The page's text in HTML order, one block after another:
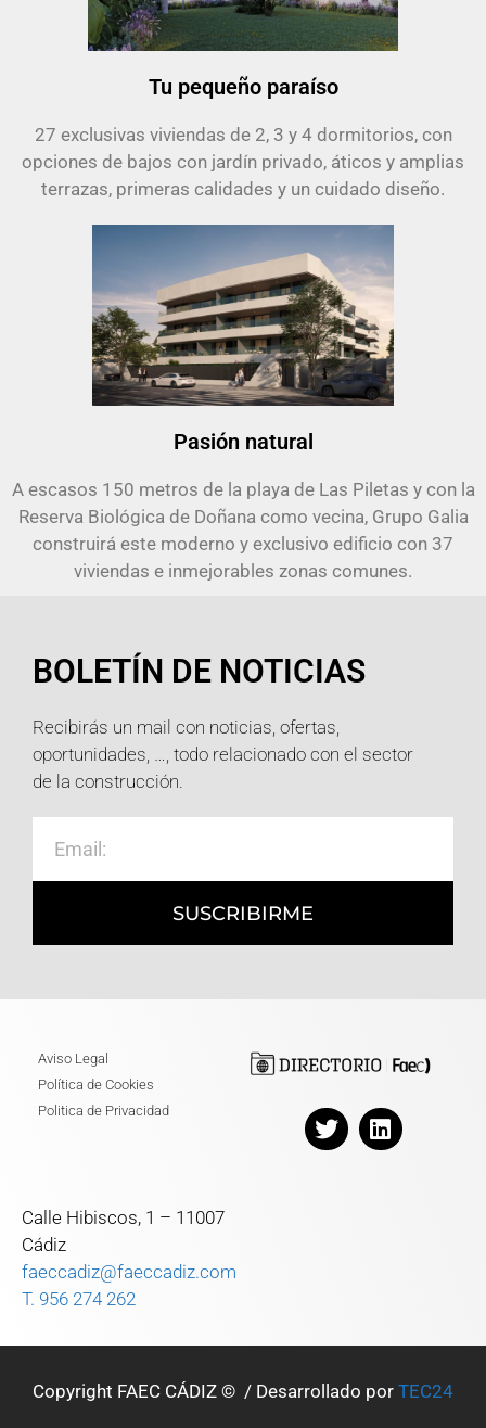
Tu pequeño paraíso
27 exclusivas viviendas de 2, 3 y 4 dormitorios, con
opciones de bajos con jardín privado, áticos y amplias
terrazas, primeras calidades y un cuidado diseño.
Pasión natural
A escasos 150 metros de la playa de Las Piletas y con la
Reserva Biológica de Doñana como vecina, Grupo Galia
construirá este moderno y exclusivo edificio con 37
viviendas e inmejorables zonas comunes.
BOLETÍN DE NOTICIAS
Recibirás un mail con noticias, ofertas,
oportunidades, …, todo relacionado con el sector
de la construcción.
SUSCRIBIRME
Aviso Legal
Política de Cookies
Politica de Privacidad
Calle Hibiscos, 1 – 11007
Cádiz
faeccadiz@faeccadiz.com
T. 956 274 262
Copyright FAEC CÁDIZ © / Desarrollado por TEC24